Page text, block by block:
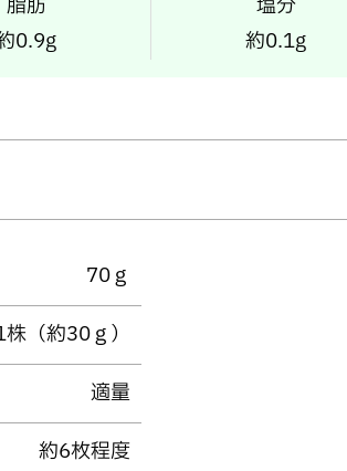
脂肪
0.9g
塩分
約0.1g
70ｇ
株（約30ｇ）
適量
約6枚程度